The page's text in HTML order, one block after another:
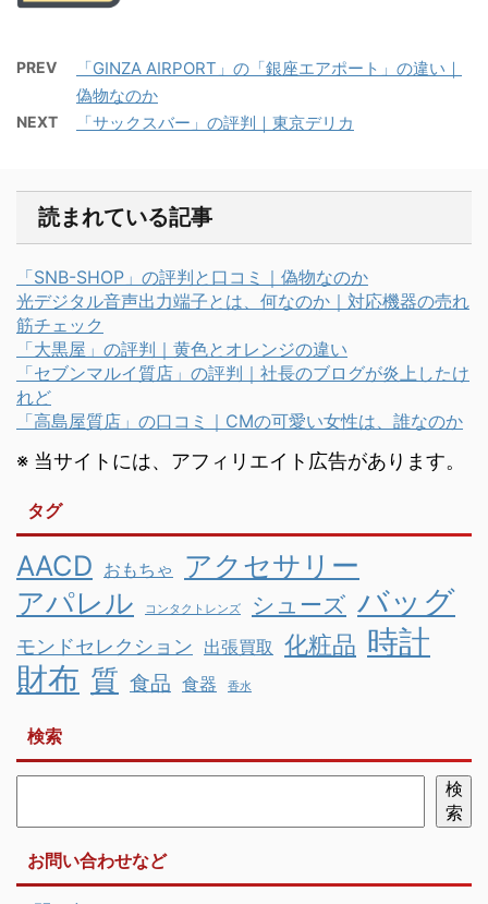
PREV
「GINZA AIRPORT」の「銀座エアポート」の違い｜
偽物なのか
NEXT 「サックスバー」の評判｜東京デリカ
読まれている記事
「SNB-SHOP」の評判と口コミ｜偽物なのか
光デジタル音声出力端子とは、何なのか｜対応機器の売れ
筋チェック
「大黒屋」の評判｜黄色とオレンジの違い
「セブンマルイ質店」の評判｜社長のブログが炎上したけ
れど
「高島屋質店」の口コミ｜CMの可愛い女性は、誰なのか
※ 当サイトには、アフィリエイト広告があります。
タグ
AACD おもちゃ
アクセサリー
アパレル
コンタクトレンズ シューズ バッグ
モンドセレクション 出張買取 化粧品 時計
財布 質 食品 食器 香水
検索
検
索
お問い合わせなど